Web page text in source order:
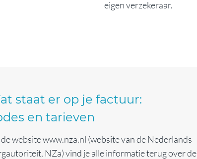
eigen verzekeraar.
staat er op je factuur:
en tarieven
website www.nza.nl (website van de Nederlands
NZa) vind je alle informatie terug over de